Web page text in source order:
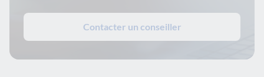
Contacter un conseiller